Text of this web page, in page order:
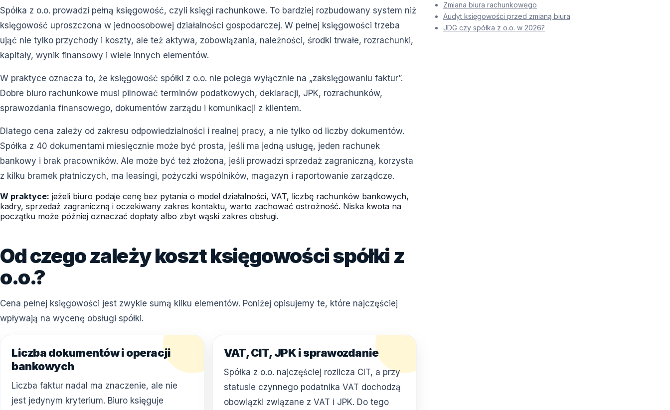
Spółka z o.o. prowadzi pełną księgowość, czyli księgi rachunkowe. To bardziej rozbudowany system niż
księgowość uproszczona w jednoosobowej działalności gospodarczej. W pełnej księgowości trzeba
ująć nie tylko przychody i koszty, ale też aktywa, zobowiązania, należności, środki trwałe, rozrachunki,
kapitały, wynik finansowy i wiele innych elementów.
W praktyce oznacza to, że księgowość spółki z o.o. nie polega wyłącznie na „zaksięgowaniu faktur”.
Dobre biuro rachunkowe musi pilnować terminów podatkowych, deklaracji, JPK, rozrachunków,
sprawozdania finansowego, dokumentów zarządu i komunikacji z klientem.
Dlatego cena zależy od zakresu odpowiedzialności i realnej pracy, a nie tylko od liczby dokumentów.
Spółka z 40 dokumentami miesięcznie może być prosta, jeśli ma jedną usługę, jeden rachunek
bankowy i brak pracowników. Ale może być też złożona, jeśli prowadzi sprzedaż zagraniczną, korzysta
z kilku bramek płatniczych, ma leasingi, pożyczki wspólników, magazyn i raportowanie zarządcze.
W praktyce: jeżeli biuro podaje cenę bez pytania o model działalności, VAT, liczbę rachunków bankowych,
kadry, sprzedaż zagraniczną i oczekiwany zakres kontaktu, warto zachować ostrożność. Niska kwota na
początku może później oznaczać dopłaty albo zbyt wąski zakres obsługi.
Od czego zależy koszt księgowości spółki z
o.o.?
Cena pełnej księgowości jest zwykle sumą kilku elementów. Poniżej opisujemy te, które najczęściej
wpływają na wycenę obsługi spółki.
Liczba dokumentów i operacji
bankowych
Liczba faktur nadal ma znaczenie, ale nie
jest jedynym kryterium. Biuro księguje
VAT, CIT, JPK i sprawozdanie
Spółka z o.o. najczęściej rozlicza CIT, a przy
statusie czynnego podatnika VAT dochodzą
obowiązki związane z VAT i JPK. Do tego
Zmiana biura rachunkowego
Audyt księgowości przed zmianą biura
JDG czy spółka z o.o. w 2026?